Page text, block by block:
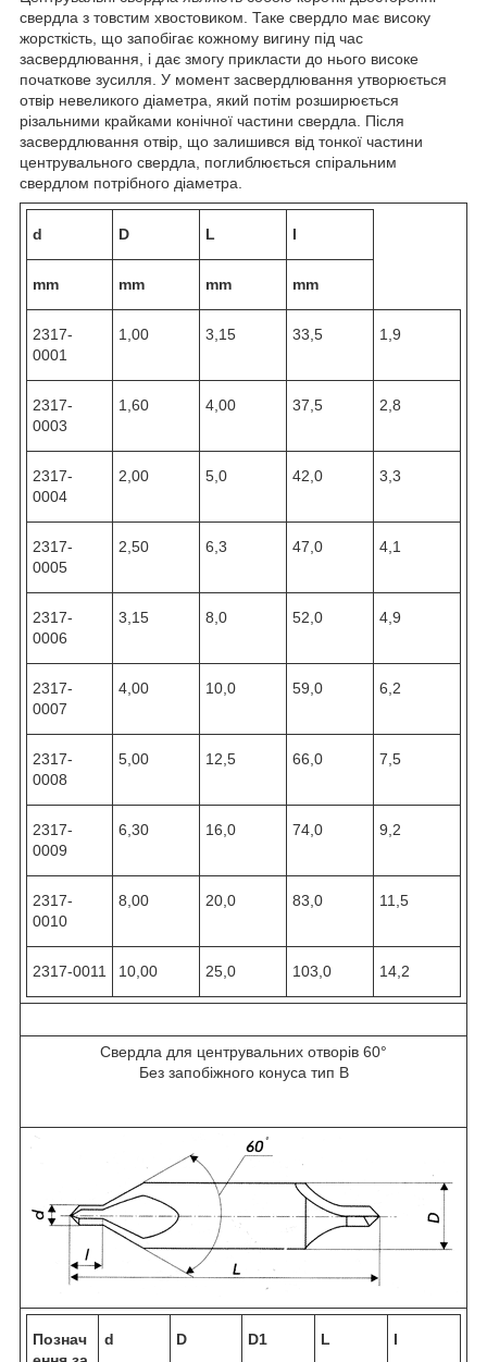
свердла з товстим хвостовиком. Таке свердло має високу
жорсткість, що запобігає кожному вигину під час
засвердлювання, і дає змогу прикласти до нього високе
початкове зусилля. У момент засвердлювання утворюється
отвір невеликого діаметра, який потім розширюється
різальними крайками конічної частини свердла. Після
засвердлювання отвір, що залишився від тонкої частини
центрувального свердла, поглиблюється спіральним
свердлом потрібного діаметра.
d D L I
mm mm mm mm
2317-
0001
1,00 3,15 33,5 1,9
2317-
0003
1,60 4,00 37,5 2,8
2317-
0004
2,00 5,0 42,0 3,3
2317-
0005
2,50 6,3 47,0 4,1
2317-
0006
3,15 8,0 52,0 4,9
2317-
0007
4,00 10,0 59,0 6,2
2317-
0008
5,00 12,5 66,0 7,5
2317-
0009
6,30 16,0 74,0 9,2
2317-
0010
8,00 20,0 83,0 11,5
2317-0011 10,00 25,0 103,0 14,2
Свердла для центрувальних отворів 60°
Без запобіжного конуса тип В
Познач
d D D1 L I